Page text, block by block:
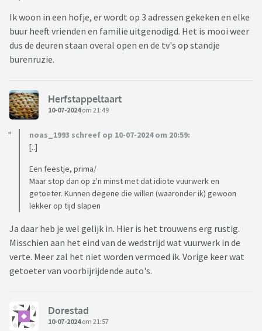
Ik woon in een hofje, er wordt op 3 adressen gekeken en elke
buur heeft vrienden en familie uitgenodigd. Het is mooi weer
dus de deuren staan overal open en de tv's op standje
burenruzie.
Herfstappeltaart
10-07-2024om 21:49
noas_1993 schreef op 10-07-2024 om 20:59:
[..]
Een feestje, prima/
Maar stop dan op z'n minst met dat idiote vuurwerk en
getoeter. Kunnen degene die willen (waaronder ik) gewoon
lekker op tijd slapen
Ja daar heb je wel gelijk in. Hier is het trouwens erg rustig.
Misschien aan het eind van de wedstrijd wat vuurwerk in de
verte. Meer zal het niet worden vermoed ik. Vorige keer wat
getoeter van voorbijrijdende auto's.
Dorestad
10-07-2024om 21:57